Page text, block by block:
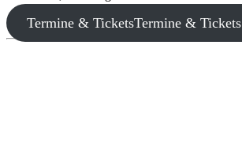
Termine & TicketsTermine & Tickets